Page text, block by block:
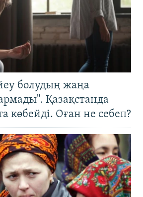
болудың жаңа
Қазақстанда
көбейді. Оған не себеп?